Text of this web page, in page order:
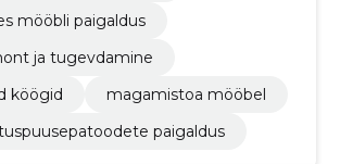
mööbli paigaldus
ja tugevdamine
köögid
magamistoa mööbel
paigaldus